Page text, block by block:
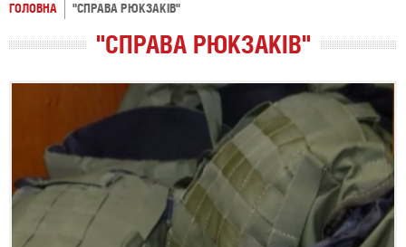
ГОЛОВНА "СПРАВА РЮКЗАКІВ"
"СПРАВА РЮКЗАКІВ"